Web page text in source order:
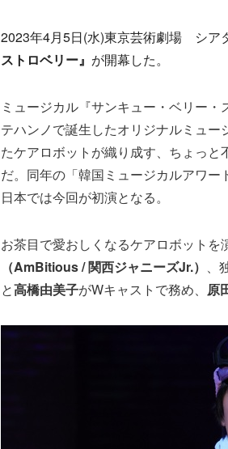
2023年4月5日(水)東京芸術劇場 シア
ストロベリー』 が開幕した。
ミュージカル『サンキュー・ベリー
テハンノで誕生したオリジナルミュ
たケアロボットが織り成す、ちょっ
だ。同年の「韓国ミュージカルアワー
日本では今回が初演となる。
お茶目で愛おしくなるケアロボット
（AmBitious / 関西ジャニーズJr.） 、
と高橋由美子がWキャストで務め、 原